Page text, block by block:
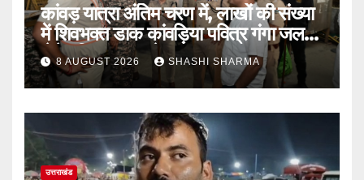
कांवड़ यात्रा अंतिम चरण में, लाखों की संख्या
में शिवभक्त डाक कांवड़िया पवित्र गंगा जल
लेने हरिद्वार पहुंच रहे
8 AUGUST 2026 SHASHI SHARMA
उत्तराखंड